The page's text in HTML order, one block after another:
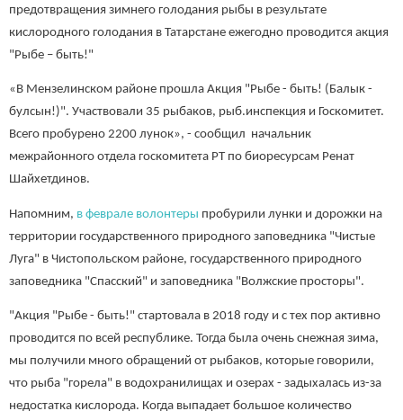
предотвращения зимнего голодания рыбы в результате
кислородного голодания в Татарстане ежегодно проводится акция
"Рыбе – быть!"
«В Мензелинском районе прошла Акция "Рыбе - быть! (Балык -
булсын!)". Участвовали 35 рыбаков, рыб.инспекция и Госкомитет.
Всего пробурено 2200 лунок», - сообщил начальник
межрайонного отдела госкомитета РТ по биоресурсам Ренат
Шайхетдинов.
Напомним, в феврале волонтеры пробурили лунки и дорожки на
территории государственного природного заповедника "Чистые
Луга" в Чистопольском районе, государственного природного
заповедника "Спасский" и заповедника "Волжские просторы".
"Акция "Рыбе - быть!" стартовала в 2018 году и с тех пор активно
проводится по всей республике. Тогда была очень снежная зима,
мы получили много обращений от рыбаков, которые говорили,
что рыба "горела" в водохранилищах и озерах - задыхалась из-за
недостатка кислорода. Когда выпадает большое количество